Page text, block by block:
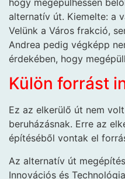
hogy megépülhessen
alternatív út. Kiemelte: a
Velünk a Város frakció,
Andrea pedig végképp
érdekében, hogy
Külön forrást
Ez az elkerülő út nem
beruházásnak. Erre az
építéséből vontak el
Az alternatív út
Innovációs és